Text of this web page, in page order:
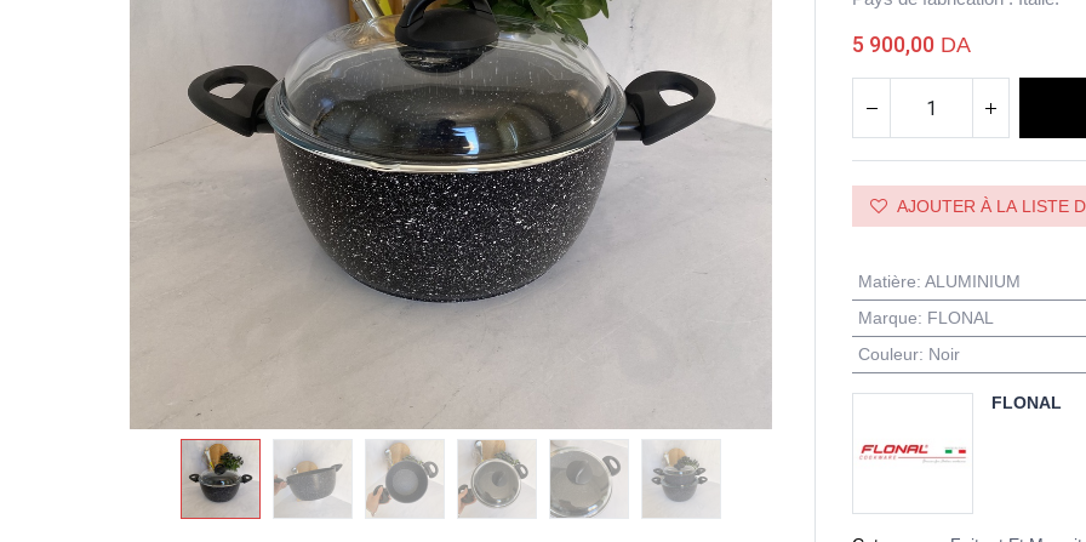
5 900,00 DA
AJOUTER À LA LISTE
Matière: ALUMINIUM
Marque: FLONAL
Couleur: Noir
FLONAL